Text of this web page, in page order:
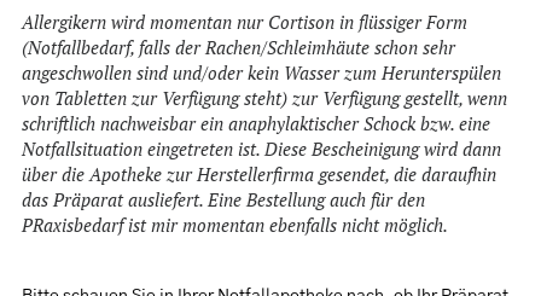
Allergikern wird momentan nur Cortison in flüssiger Form
(Notfallbedarf, falls der Rachen/Schleimhäute schon sehr
angeschwollen sind und/oder kein Wasser zum Herunterspülen
von Tabletten zur Verfügung steht) zur Verfügung gestellt, wenn
schriftlich nachweisbar ein anaphylaktischer Schock bzw. eine
Notfallsituation eingetreten ist. Diese Bescheinigung wird dann
über die Apotheke zur Herstellerfirma gesendet, die daraufhin
das Präparat ausliefert. Eine Bestellung auch für den
PRaxisbedarf ist mir momentan ebenfalls nicht möglich.